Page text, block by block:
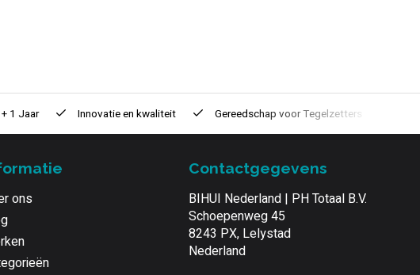
1 Jaar Innovatieen kwaliteit Gereedschap voorTegelzetters
ons
Contactgegevens
BIHUI Nederland | PH Totaal B.V.
Schoepenweg 45
8243 PX, Lelystad
Nederland